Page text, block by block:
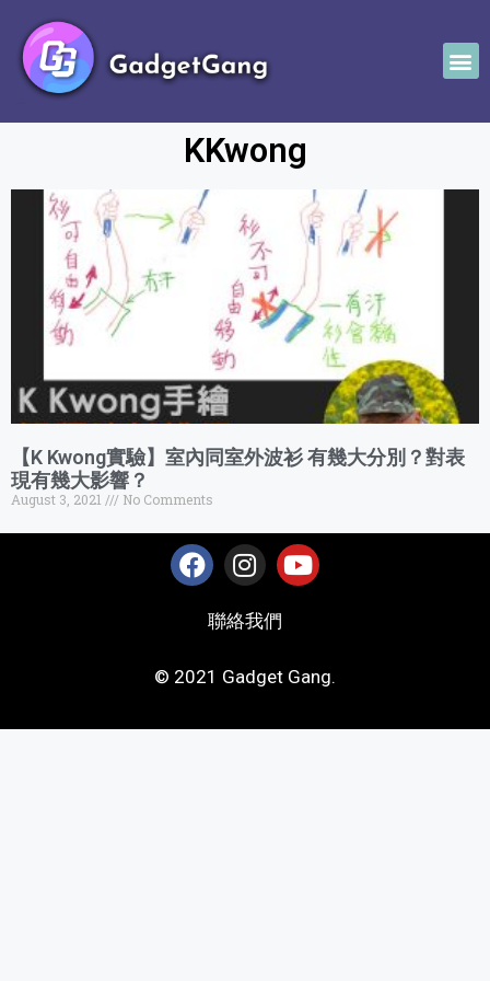
KKwong
【K Kwong實驗】室內同室外波衫 有幾大分別？對表
現有幾大影響？
August 3, 2021 No Comments
聯絡我們
© 2021 Gadget Gang.